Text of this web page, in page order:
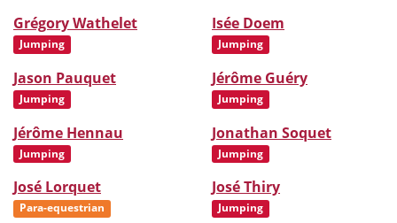
Grégory Wathelet
Jumping
Isée Doem
Jumping
Jason Pauquet
Jumping
Jérôme Guéry
Jumping
Jérôme Hennau
Jumping
Jonathan Soquet
Jumping
José Lorquet
Para-equestrian
José Thiry
Jumping